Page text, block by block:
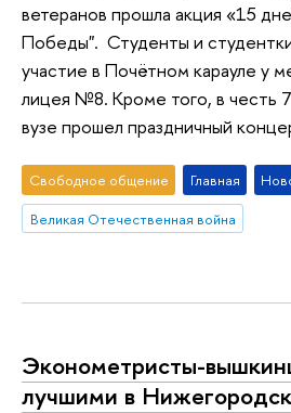
ветеранов прошла акция «15
Победы". Студенты и
участие в Почётном карауле у
лицея №8. Кроме того, в честь
вузе прошел праздничный
Свободное общение Главная
Великая Отечественная война
Эконометристы-
лучшими в